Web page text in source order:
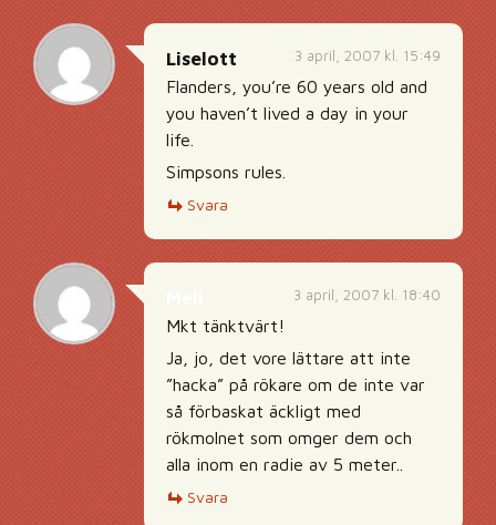
3 april, 2007 kl. 15:49
Liselott
Flanders, you’re 60 years old and
you haven’t lived a day in your
life.
Simpsons rules.
Svara
3 april, 2007 kl. 18:40
Mkt tänktvärt!
Ja, jo, det vore lättare att inte
”hacka” på rökare om de inte var
så förbaskat äckligt med
rökmolnet som omger dem och
alla inom en radie av 5 meter..
Svara